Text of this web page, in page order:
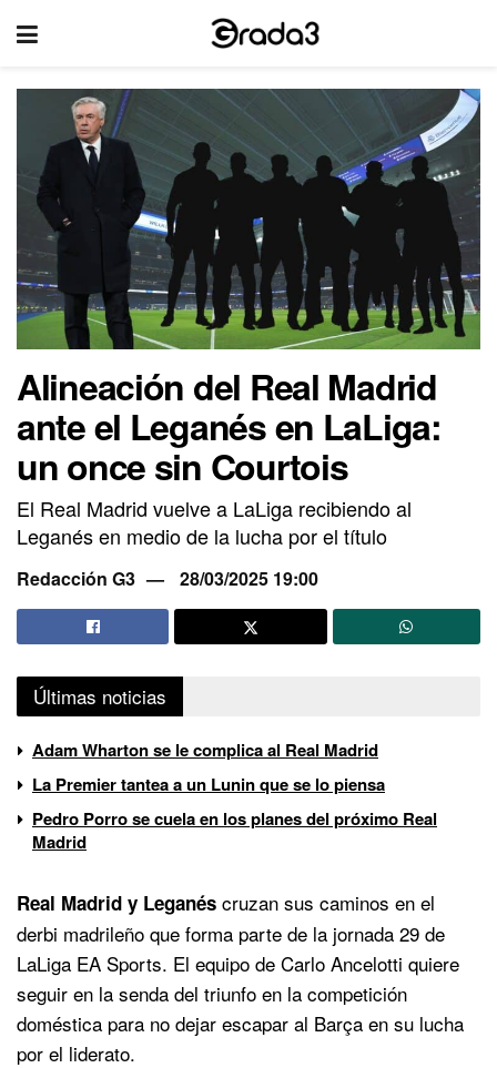
Alineación del Real Madrid
ante el Leganés en LaLiga:
un once sin Courtois
El Real Madrid vuelve a LaLiga recibiendo al
Leganés en medio de la lucha por el título
Redacción G3 28/03/2025 19:00
Últimas noticias
Adam Wharton se le complica al Real Madrid
La Premier tantea a un Lunin que se lo piensa
Pedro Porro se cuela en los planes del próximo Real
Madrid
Real Madrid y Leganés cruzan sus caminos en el
derbi madrileño que forma parte de la jornada 29 de
LaLiga EA Sports. El equipo de Carlo Ancelotti quiere
seguir en la senda del triunfo en la competición
doméstica para no dejar escapar al Barça en su lucha
por el liderato.